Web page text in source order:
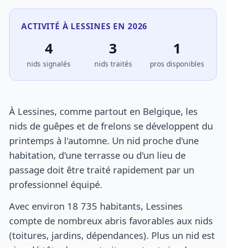
ACTIVITÉ À LESSINES EN 2026
4
nids signalés
3
nids traités
1
pros disponibles
À Lessines, comme partout en Belgique, les
nids de guêpes et de frelons se développent du
printemps à l'automne. Un nid proche d'une
habitation, d'une terrasse ou d'un lieu de
passage doit être traité rapidement par un
professionnel équipé.
Avec environ 18 735 habitants, Lessines
compte de nombreux abris favorables aux nids
(toitures, jardins, dépendances). Plus un nid est